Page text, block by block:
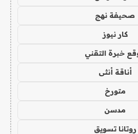
صحيفة نهج
كار نيوز
خبرة التقني
أناقة أنثى
متورخ
مدسن
روتانا تسويق